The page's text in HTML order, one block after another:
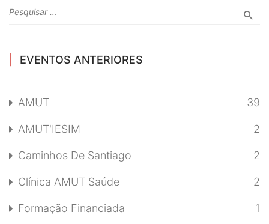
EVENTOS ANTERIORES
AMUT 39
AMUT'IESIM 2
Caminhos De Santiago 2
Clínica AMUT Saúde 2
Formação Financiada 1